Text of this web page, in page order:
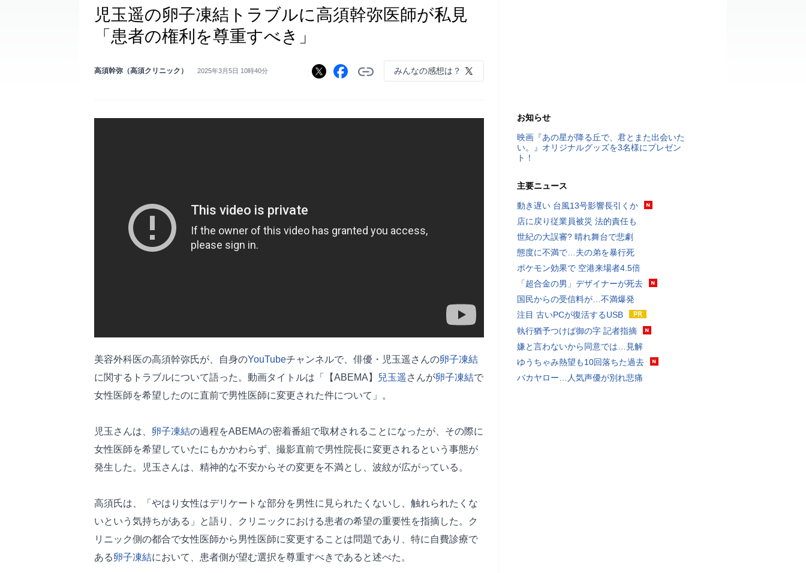
児玉遥の卵子凍結トラブルに高須幹弥医師が私見
「患者の権利を尊重すべき」
高須幹弥（高須クリニック） 2025年3月5日 10時40分 みんなの感想は？
美容外科医の高須幹弥氏が、自身のYouTubeチャンネルで、俳優・児玉遥さんの卵子凍結
に関するトラブルについて語った。動画タイトルは「【ABEMA】
兒玉遥さんが卵子凍結で
女性医師を希望したのに直前で男性医師に変更された件について」。
児玉さんは、 卵子凍結の過程をABEMAの密着番組で取材されることになったが、その際に
女性医師を希望していたにもかかわらず、撮影直前で男性院長に変更されるという事態が
発生した。児玉さんは、精神的な不安からその変更を不満とし、波紋が広がっている。
高須氏は、「やはり女性はデリケートな部分を男性に見られたくないし、触れられたくな
いという気持ちがある」と語り、クリニックにおける患者の希望の重要性を指摘した。ク
リニック側の都合で女性医師から男性医師に変更することは問題であり、特に自費診療で
ある卵子凍結において、患者側が望む選択を尊重すべきであると述べた。
お知らせ
映画『あの星が降る丘で、君とまた出会いた
い。』オリジナルグッズを3名様にプレゼン
ト！
主要ニュース
動き遅い 台風13号影響長引くか
店に戻り従業員被災 法的責任も
世紀の大誤審? 晴れ舞台で悲劇
態度に不満で…夫の弟を暴行死
ポケモン効果で 空港来場者4.5倍
「超合金の男」デザイナーが死去
国民からの受信料が…不満爆発
注目 古いPCが復活するUSB
執行猶予つけば御の字 記者指摘
嫌と言わないから同意では…見解
ゆうちゃみ熱望も10回落ちた過去
バカヤロー…人気声優が別れ悲痛